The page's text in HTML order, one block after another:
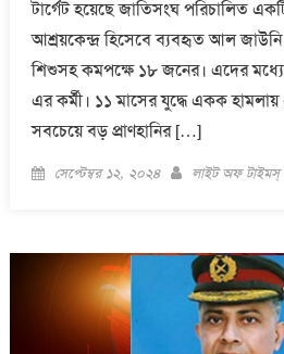
টার্গেট হয়েছে জাতিসংঘ পরিচালিত
আশ্রয়কেন্দ্র হিসেবে ব্যবহৃত আল জাউনি
শিশুসহ কমপক্ষে ১৮ জনের। এদের
এর কর্মী। ১১ মাসের যুদ্ধে একক হামলায়
সবচেয়ে বড় প্রাণহানির […]
Posted
সেপ্টেম্বর ১২, ২০২৪ Author
লাইট অফ টাইমস্